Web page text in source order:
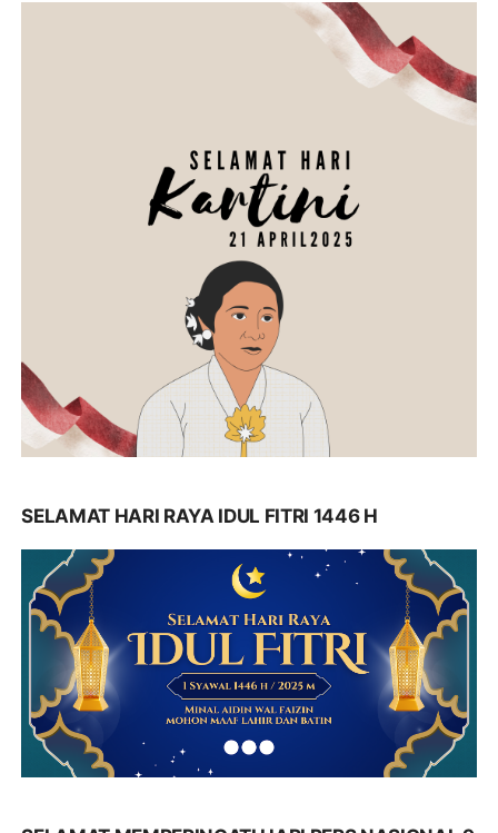
SELAMAT HARI RAYA IDUL FITRI 1446 H